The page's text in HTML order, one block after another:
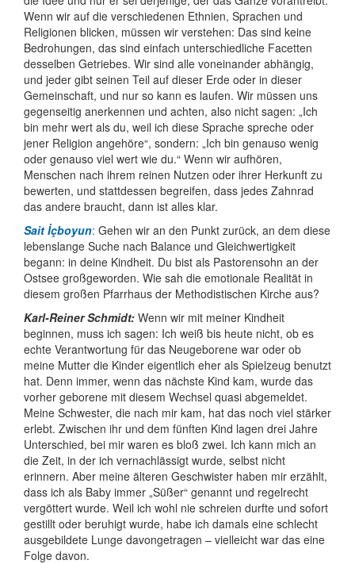
Wenn wir auf die verschie­denen Ethnien, Sprachen und
Religionen blicken, müssen wir verstehen: Das sind keine
Be­dro­hungen, das sind einfach unter­schied­liche Facetten
desselben Getriebes. Wir sind alle von­einander abhängig,
und jeder gibt seinen Teil auf dieser Erde oder in dieser
Gemein­schaft, und nur so kann es laufen. Wir müssen uns
gegen­seitig aner­kennen und achten, also nicht sagen: „Ich
bin mehr wert als du, weil ich diese Sprache spreche oder
jener Religion angehöre“, sondern: „Ich bin genauso wenig
oder genauso viel wert wie du.“ Wenn wir aufhören,
Menschen nach ihrem reinen Nutzen oder ihrer Herkunft zu
bewerten, und stattdessen begreifen, dass jedes Zahnrad
das andere braucht, dann ist alles klar.
Sait İçboyun: Gehen wir an den Punkt zurück, an dem diese
lebenslange Suche nach Balance und Gleich­wertigkeit
begann: in deine Kindheit. Du bist als Pastoren­sohn an der
Ostsee groß­geworden. Wie sah die emotionale Realität in
diesem großen Pfarrhaus der Metho­distischen Kirche aus?
Karl-Reiner Schmidt: Wenn wir mit meiner Kindheit
beginnen, muss ich sagen: Ich weiß bis heute nicht, ob es
echte Verant­wortung für das Neugeborene war oder ob
meine Mutter die Kinder eigentlich eher als Spielzeug benutzt
hat. Denn immer, wenn das nächste Kind kam, wurde das
vorher geborene mit diesem Wechsel quasi abgemeldet.
Meine Schwester, die nach mir kam, hat das noch viel stärker
erlebt. Zwischen ihr und dem fünften Kind lagen drei Jahre
Unterschied, bei mir waren es bloß zwei. Ich kann mich an
die Zeit, in der ich vernachlässigt wurde, selbst nicht
erinnern. Aber meine älteren Geschwister haben mir erzählt,
dass ich als Baby immer „Süßer“ genannt und regelrecht
vergöttert wurde. Weil ich wohl nie schreien durfte und sofort
gestillt oder beruhigt wurde, habe ich damals eine schlecht
ausge­bildete Lunge davongetragen – vielleicht war das eine
Folge davon.